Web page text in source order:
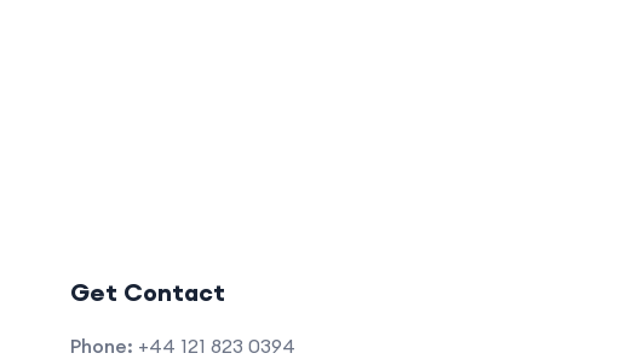
Get Contact
Phone: +44 121 823 0394